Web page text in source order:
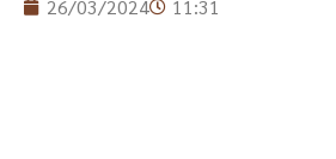
26/03/2024 11:31